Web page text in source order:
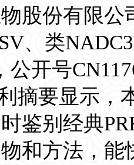
股份有限公
、类
公开号
摘要显示，
鉴别经典
和方法，能